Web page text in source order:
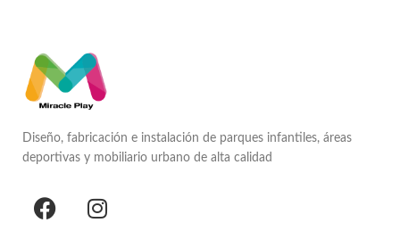
Diseño, fabricación e instalación de parques infantiles, áreas
deportivas y mobiliario urbano de alta calidad